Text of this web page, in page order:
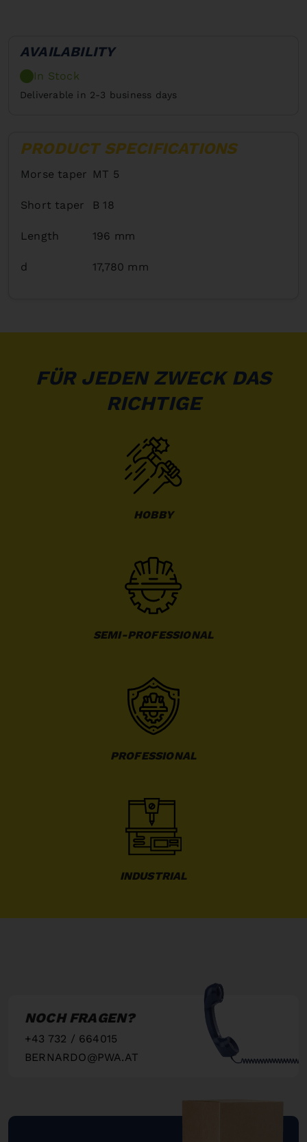
AVAILABILITY
In Stock
Deliverable in 2-3 business days
PRODUCT SPECIFICATIONS
Morse taper MT 5
Short taper B 18
Length 196 mm
d 17,780 mm
FÜR JEDEN ZWECK DAS
RICHTIGE
HOBBY
SEMI-PROFESSIONAL
PROFESSIONAL
INDUSTRIAL
NOCH FRAGEN?
+43 732 / 664015
BERNARDO@PWA.AT